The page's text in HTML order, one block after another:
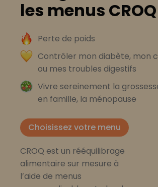
les menus
Perte de poids
Contrôler mon diabète, mon
ou mes troubles digestifs
Vivre sereinement la
en famille, la ménopause
Choisissez votre menu
CROQ est un rééquilibrage
alimentaire sur mesure à
l’aide de menus